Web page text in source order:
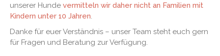
unserer Hunde vermitteln wir daher nicht an Familien mit
Kindern unter 10 Jahren.
Danke für euer Verständnis – unser Team steht euch gern
für Fragen und Beratung zur Verfügung.